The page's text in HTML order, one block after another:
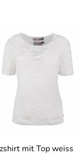
mit Top weiss